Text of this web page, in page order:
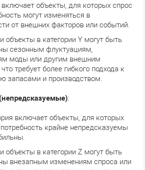
включает объекты, для которых спрос
могут изменяться в
от внешних факторов или событий.
объекты в категории Y могут быть
сезонным флуктуациям,
моды или другим внешним
требует более гибкого подхода к
запасами и производством.
:
включает объекты, для которых
крайне непредсказуемы
объекты в категории Z могут быть
внезапным изменениям спроса или